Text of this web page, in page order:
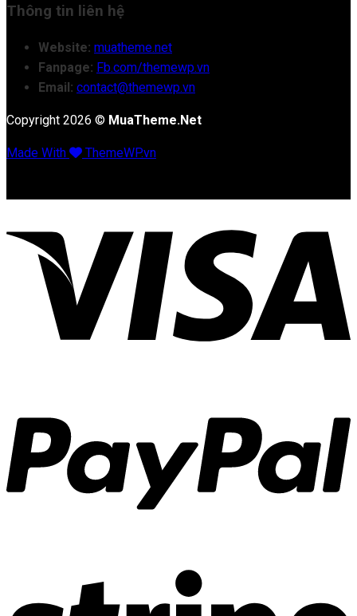
Thông tin liên hệ
Website: muatheme.net
Fanpage: Fb.com/themewp.vn
Email: contact@themewp.vn
Copyright 2026 © MuaTheme.Net
Made With ThemeWP.vn